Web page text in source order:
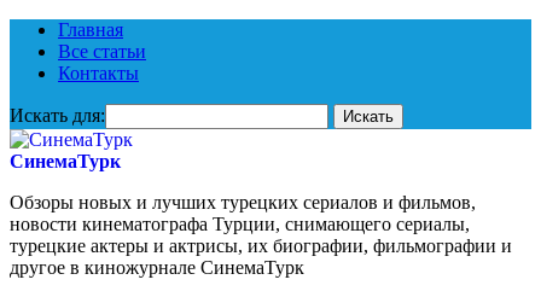
Главная
Все статьи
Контакты
Искать для:
СинемаТурк
Обзоры новых и лучших турецких сериалов и фильмов,
новости кинематографа Турции, снимающего сериалы,
турецкие актеры и актрисы, их биографии, фильмографии и
другое в киножурнале СинемаТурк